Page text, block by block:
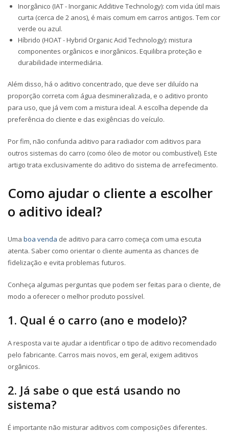
Inorgânico (IAT -Inorganic Additive Technology): com vida útil mais
curta (cerca de 2 anos), é mais comum em carros antigos. Tem cor
verde ou azul.
Híbrido (HOAT -Hybrid Organic Acid Technology): mistura
componentes orgânicos e inorgânicos. Equilibra proteção e
durabilidade intermediária.
Além disso, há o aditivo concentrado, que deve ser diluído na
proporção correta com água desmineralizada, e o aditivo pronto
para uso, que já vem com a mistura ideal. A escolha depende da
preferência do cliente e das exigências do veículo.
Por fim, não confunda aditivo para radiador com aditivos para
outros sistemas do carro (como óleo de motor ou combustível). Este
artigo trata exclusivamente do aditivo do sistema de arrefecimento.
Como ajudar o cliente a escolher
o aditivo ideal?
Uma boa venda de aditivo para carro começa com uma escuta
atenta. Saber como orientar o cliente aumenta as chances de
fidelização e evita problemas futuros.
Conheça algumas perguntas que podem ser feitas para o cliente, de
modo a oferecer o melhor produto possível.
1. Qual é o carro (ano e modelo)?
A resposta vai te ajudar a identificar o tipo de aditivo recomendado
pelo fabricante. Carros mais novos, em geral, exigem aditivos
orgânicos.
2. Já sabe o que está usando no
sistema?
É importante não misturar aditivos com composições diferentes.